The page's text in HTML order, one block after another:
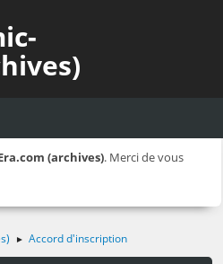
(archives). Merci de vous
► Accord d'inscription